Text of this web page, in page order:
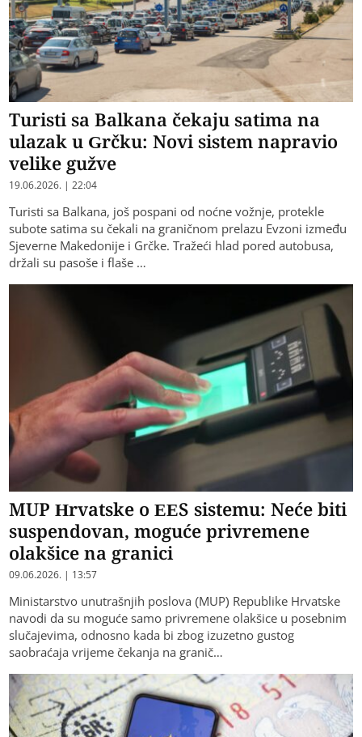
Turisti sa Balkana čekaju satima na
ulazak u Grčku: Novi sistem napravio
velike gužve
19.06.2026. | 22:04
Turisti sa Balkana, još pospani od noćne vožnje, protekle
subote satima su čekali na graničnom prelazu Evzoni između
Sjeverne Makedonije i Grčke. Tražeći hlad pored autobusa,
držali su pasoše i flaše …
MUP Hrvatske o EES sistemu: Neće biti
suspendovan, moguće privremene
olakšice na granici
09.06.2026. | 13:57
Ministarstvo unutrašnjih poslova (MUP) Republike Hrvatske
navodi da su moguće samo privremene olakšice u posebnim
slučajevima, odnosno kada bi zbog izuzetno gustog
saobraćaja vrijeme čekanja na granič…